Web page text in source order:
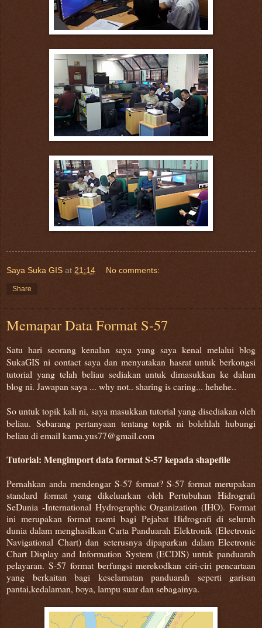
Saya Suka GIS at 21:14 No comments:
Share
Memapar Data Format S-57
Satu hari seorang kenalan saya yang saya kenal melalui blog
SukaGIS ni contact saya dan menyatakan hasrat untuk berkongsi
tutorial yang telah beliau sediakan untuk dimasukkan ke dalam
blog ni. Jawapan saya ... why not.. sharing is caring... hehehe..
So untuk topik kali ni, saya masukkan tutorial yang disediakan oleh
beliau. Sebarang pertanyaan tentang topik ni bolehlah hubungi
beliau di email kama.yus77@gmail.com
Tutorial: Mengimport data format S-57 kepada shapefile
Pernahkan anda mendengar S-57 format? S-57 format merupakan
standard format yang dikeluarkan oleh Pertubuhan Hidrografi
SeDunia -International Hydrographic Organization (IHO). Format
ini merupakan format rasmi bagi Pejabat Hidrografi di seluruh
dunia dalam menghasilkan Carta Panduarah Elektronik (Electronic
Navigational Chart) dan seterusnya dipaparkan dalam Electronic
Chart Display and Information System (ECDIS) untuk panduarah
pelayaran. S-57 format berfungsi merekodkan ciri-ciri pencartaan
yang berkaitan bagi keselamatan panduarah seperti garisan
pantai,kedalaman, boya, lampu suar dan sebagainya.